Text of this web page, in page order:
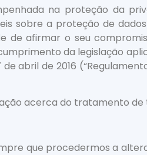
na proteção da
sobre a proteção de
de afirmar o seu
da legislação
abril de 2016
acerca do tratamento de
que procedermos a